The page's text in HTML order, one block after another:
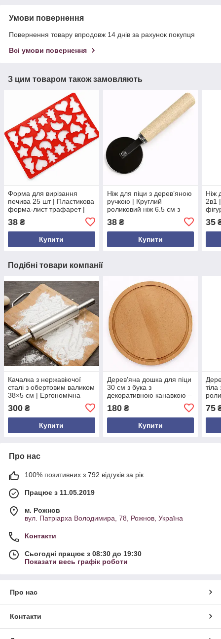
Умови повернення
Повернення товару впродовж 14 днів за рахунок покупця
Всі умови повернення
З цим товаром також замовляють
Форма для вирізання
печива 25 шт | Пластикова
форма-лист трафарет |
печива з малюнками |
Червона, 36×21,5 см
38 ₴
Купити
Ніж для піци з дерев’яною
ручкою | Круглий
роликовий ніж 6.5 см з
Інструмент для нарізання
піци, Україна
38₴
Купити
Ніж
2в1
35
Подібні товари компанії
Качалка з нержавіючої
сталі з обертовим валиком
38×5 см | Ергономічна
випічки | Професійна
кухонна качалк
300 ₴
Купити
Дерев'яна дошка для піци
30 см з бука з
декоративною канавкою –
кухонна кругла дошка для
подачі і сервірування
180₴
Купити
75
Про нас
100% позитивних з 792 відгуків за рік
Працює з 11.05.2019
м. Рожнов
вул. Патріарха Володимира, 78, Рожнов, Україна
Контакти
Сьогодні працює з 08:30 до 19:30
Показати весь графік роботи
Про нас
Контакти